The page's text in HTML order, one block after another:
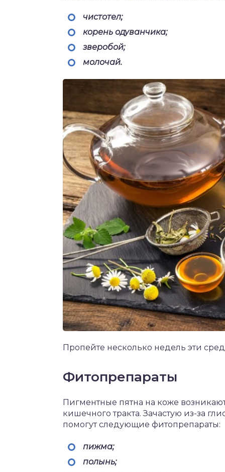
чистотел;
корень одуванчика;
зверобой;
молочай.
Пропейте несколько недель эти
Фитопрепараты
Пигментные пятна на коже
кишечного тракта. Зачастую из-за
помогут следующие фитопрепараты:
пижма;
полынь;